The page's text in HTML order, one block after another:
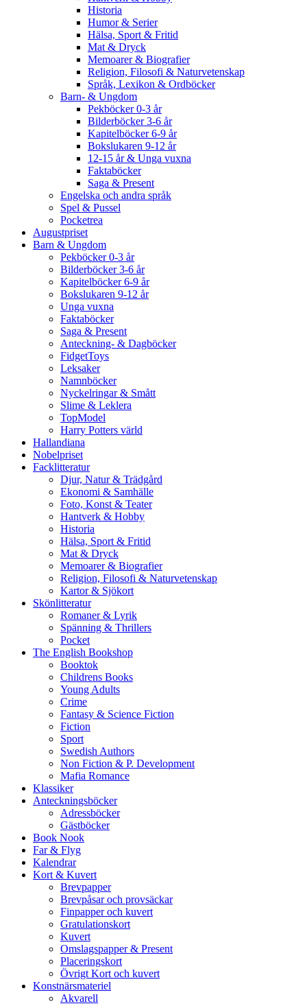
Historia
Humor & Serier
Hälsa, Sport & Fritid
Mat & Dryck
Memoarer & Biografier
Religion, Filosofi & Naturvetenskap
Språk, Lexikon & Ordböcker
Barn- & Ungdom
Pekböcker 0-3 år
Bilderböcker 3-6 år
Kapitelböcker 6-9 år
Bokslukaren 9-12 år
12-15 år & Unga vuxna
Faktaböcker
Saga & Present
Engelska och andra språk
Spel & Pussel
Pocketrea
Augustpriset
Barn & Ungdom
Pekböcker 0-3 år
Bilderböcker 3-6 år
Kapitelböcker 6-9 år
Bokslukaren 9-12 år
Unga vuxna
Faktaböcker
Saga & Present
Anteckning- & Dagböcker
FidgetToys
Leksaker
Namnböcker
Nyckelringar & Smått
Slime & Leklera
TopModel
Harry Potters värld
Hallandiana
Nobelpriset
Facklitteratur
Djur, Natur & Trädgård
Ekonomi & Samhälle
Foto, Konst & Teater
Hantverk & Hobby
Historia
Hälsa, Sport & Fritid
Mat & Dryck
Memoarer & Biografier
Religion, Filosofi & Naturvetenskap
Kartor & Sjökort
Skönlitteratur
Romaner & Lyrik
Spänning & Thrillers
Pocket
The English Bookshop
Booktok
Childrens Books
Young Adults
Crime
Fantasy & Science Fiction
Fiction
Sport
Swedish Authors
Non Fiction & P. Development
Mafia Romance
Klassiker
Anteckningsböcker
Adressböcker
Gästböcker
Book Nook
Far & Flyg
Kalendrar
Kort & Kuvert
Brevpapper
Brevpåsar och provsäckar
Finpapper och kuvert
Gratulationskort
Kuvert
Omslagspapper & Present
Placeringskort
Övrigt Kort och kuvert
Konstnärsmateriel
Akvarell